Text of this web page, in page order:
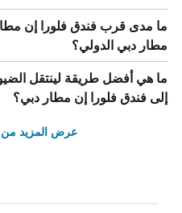
ما مدى قرب فندق فلورا إن
مطار دبي الدولي؟
ما هي أفضل طريقة لينتقل
إلى فندق فلورا إن مطار دبي؟
عرض المزيد من